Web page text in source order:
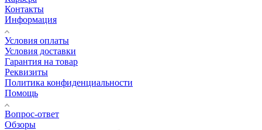
Контакты
Информация
Условия оплаты
Условия доставки
Гарантия на товар
Реквизиты
Политика конфиденциальности
Помощь
Вопрос-ответ
Обзоры